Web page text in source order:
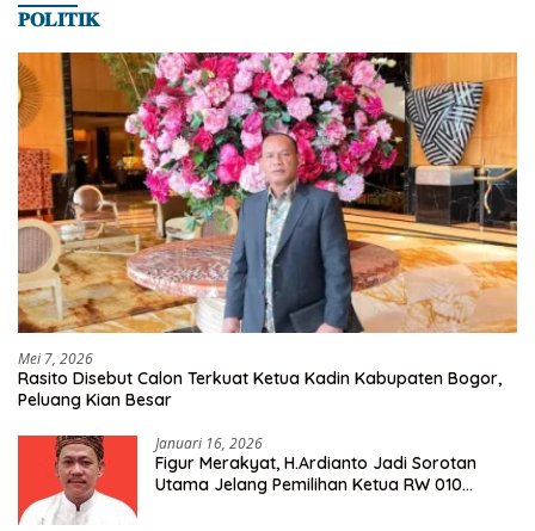
𝐏𝐎𝐋𝐈𝐓𝐈𝐊
Mei 7, 2026
Rasito Disebut Calon Terkuat Ketua Kadin Kabupaten Bogor,
Peluang Kian Besar
Januari 16, 2026
Figur Merakyat, H.Ardianto Jadi Sorotan
Utama Jelang Pemilihan Ketua RW 010